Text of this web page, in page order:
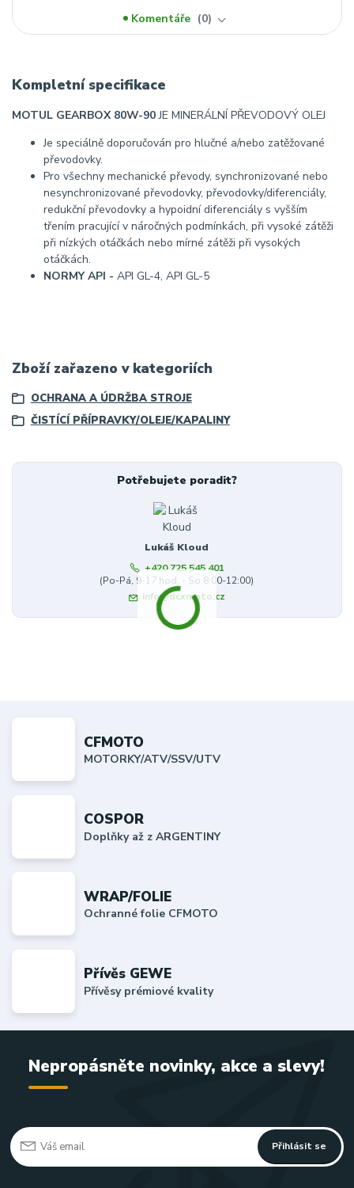
Komentáře
0
Kompletní specifikace
MOTUL GEARBOX 80W-90JE MINERÁLNÍ PŘEVODOVÝ OLEJ
Je speciálně doporučován pro hlučné a/nebo zatěžované
převodovky.
Pro všechny mechanické převody, synchronizované nebo
nesynchronizované převodovky, převodovky/diferenciály,
redukční převodovky a hypoidní diferenciály s vyšším
třením pracující v náročných podmínkách, při vysoké zátěži
při nízkých otáčkách nebo mírné zátěži při vysokých
otáčkách.
NORMY API - API GL-4, API GL-5
Zboží zařazeno v kategoriích
OCHRANA A ÚDRŽBA STROJE
ČISTÍCÍ PŘÍPRAVKY/OLEJE/KAPALINY
Potřebujete poradit?
Lukáš Kloud
+420 725 545 401
(Po-Pá, 9-17 hod. - So 8:00-12:00)
info@dcxmoto.cz
CFMOTO
MOTORKY/ATV/SSV/UTV
COSPOR
Doplňky až z ARGENTINY
WRAP/FOLIE
Ochranné folie CFMOTO
Přívěs GEWE
Přívěsy prémiové kvality
Nepropásněte novinky, akce a slevy!
Přihlásit se